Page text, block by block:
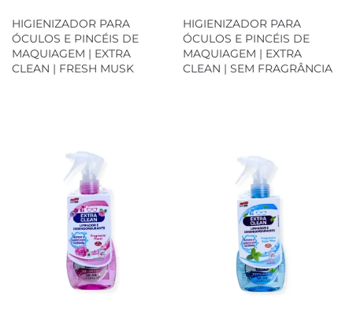
HIGIENIZADOR PARA
ÓCULOS E PINCÉIS DE
MAQUIAGEM | EXTRA
CLEAN | FRESH MUSK
HIGIENIZADOR PARA
ÓCULOS E PINCÉIS DE
MAQUIAGEM | EXTRA
CLEAN | SEM FRAGRÂNCIA